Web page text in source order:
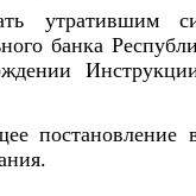
утратившим
банка
постановление